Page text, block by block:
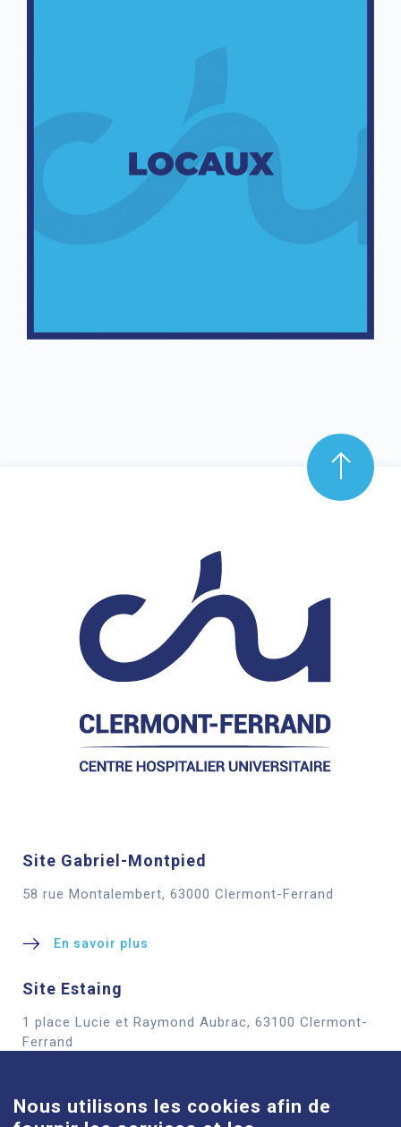
Site Gabriel-Montpied
58 rue Montalembert, 63000 Clermont-Ferrand
En savoir plus
Site Estaing
1 place Lucie et Raymond Aubrac, 63100 Clermont-
Ferrand
Nous utilisons les cookies afin de